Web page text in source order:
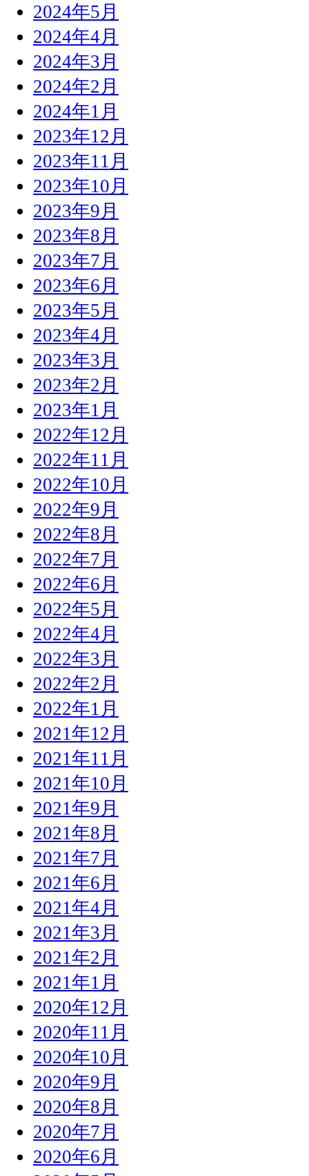
2024年5月
2024年4月
2024年3月
2024年2月
2024年1月
2023年12月
2023年11月
2023年10月
2023年9月
2023年8月
2023年7月
2023年6月
2023年5月
2023年4月
2023年3月
2023年2月
2023年1月
2022年12月
2022年11月
2022年10月
2022年9月
2022年8月
2022年7月
2022年6月
2022年5月
2022年4月
2022年3月
2022年2月
2022年1月
2021年12月
2021年11月
2021年10月
2021年9月
2021年8月
2021年7月
2021年6月
2021年4月
2021年3月
2021年2月
2021年1月
2020年12月
2020年11月
2020年10月
2020年9月
2020年8月
2020年7月
2020年6月